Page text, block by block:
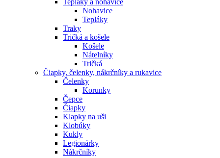
Nohavice
Tepláky
Traky
Tričká a košele
Košele
Nátelníky
Tričká
Čiapky, čelenky, nákrčníky a rukavice
Čelenky
Korunky
Čepce
Čiapky
Klapky na uši
Klobúky
Kukly
Legionárky
Nákrčníky